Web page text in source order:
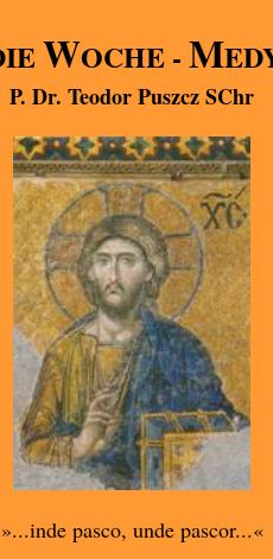
WOCHE - M
P. Dr. Teodor Puszcz SChr
»...inde pasco, unde pascor...«